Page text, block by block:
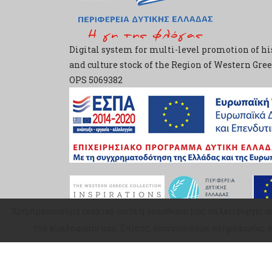
Digital system for multi-level promotion of
and culture stock of the Region of Western
ΟPS 5069382